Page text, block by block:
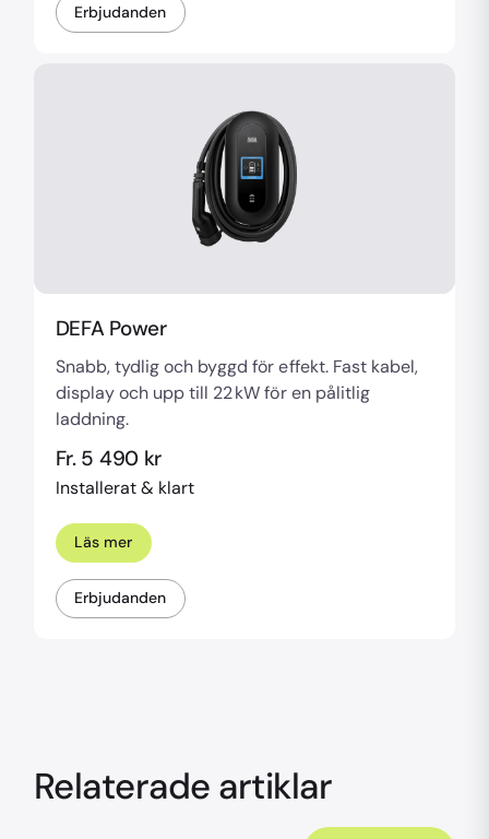
Erbjudanden
DEFA Power
Snabb, tydlig och byggd för effekt. Fast kabel,
display och upp till 22 kW för en pålitlig
laddning.
Fr. 5 490 kr
Installerat & klart
Läs mer
Erbjudanden
Relaterade artiklar